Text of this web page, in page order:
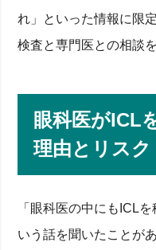
れ」といった情報に限
検査と専門医との相談
眼科医がICL
理由とリスク
「眼科医の中にもICL
いう話を聞いたことが